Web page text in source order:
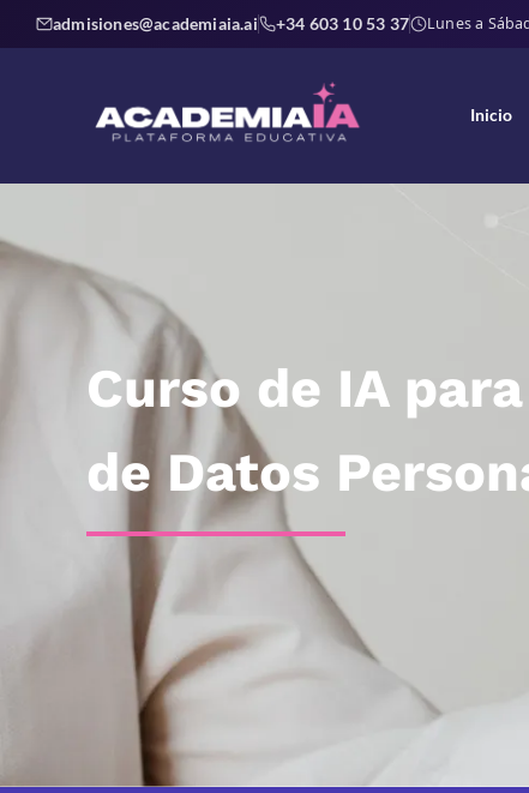
admisiones@academiaia.ai +34 603 10 53 37 Lunes a
Inicio
Curso de IA
de Datos